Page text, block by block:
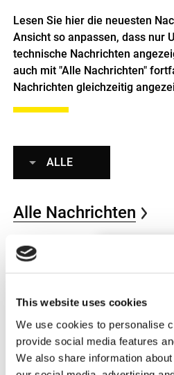
This website uses cookies
We use cookies to personalise
provide social media features
We also share information
Lesen Sie hier die neuesten
Ansicht so anpassen, dass nur
technische Nachrichten
auch mit "Alle Nachrichten"
Nachrichten gleichzeitig
ALLE
Alle Nachrichten
Optimierung des
schafft Platz für